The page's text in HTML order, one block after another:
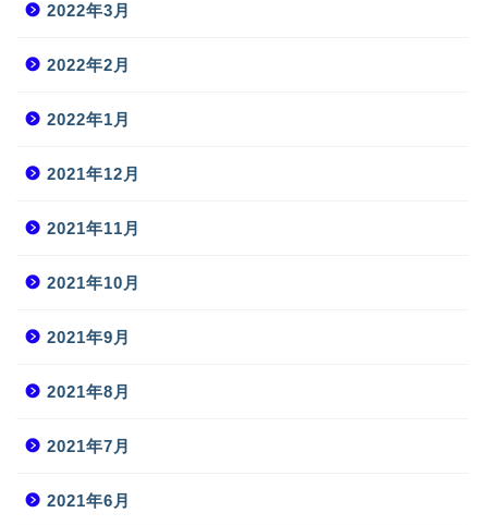
2022年3月
2022年2月
2022年1月
2021年12月
2021年11月
2021年10月
2021年9月
2021年8月
2021年7月
2021年6月